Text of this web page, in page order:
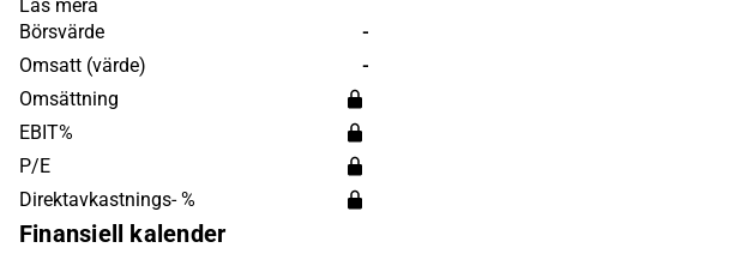
för en stor del plattformar som iOS,
Android, Windows och för Facebook
användare. Bolaget grundades 2011
och har sitt huvudkontor i Köpenhamn.
Läs mera
Börsvärde
-
Omsatt (värde)
-
Omsättning
EBIT%
P/E
Direktavkastnings- %
Finansiell kalender